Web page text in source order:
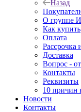
Назад
О группе
Как купить
Оплата
Рассрочка
Доставка
Вопрос -
Контакты
Реквизиты
10 причин
Новости
Контакты